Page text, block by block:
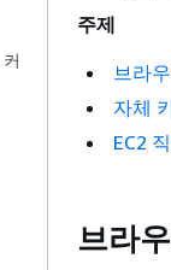
주제
브라
자체
EC2
브라